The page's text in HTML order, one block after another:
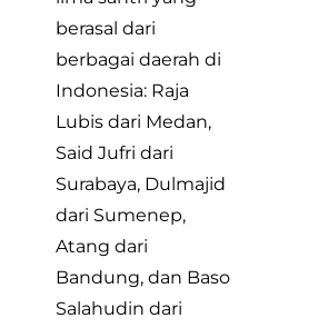
berasal dari
berbagai daerah di
Indonesia: Raja
Lubis dari Medan,
Said Jufri dari
Surabaya, Dulmajid
dari Sumenep,
Atang dari
Bandung, dan Baso
Salahudin dari